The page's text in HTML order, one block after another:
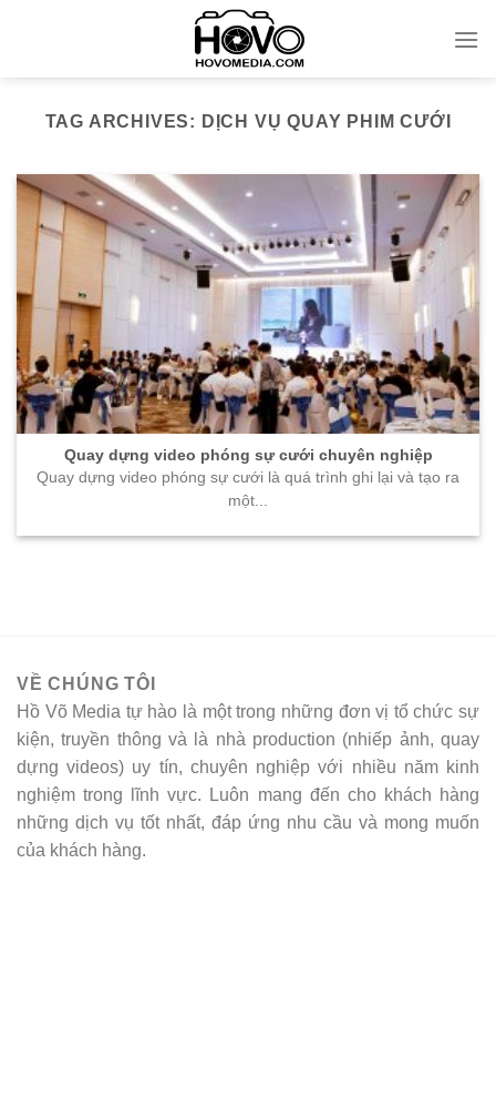
TAG ARCHIVES: DỊCH VỤ QUAY PHIM CƯỚI
Quay dựng video phóng sự cưới chuyên nghiệp
Quay dựng video phóng sự cưới là quá trình ghi lại và tạo ra
một...
VỀ CHÚNG TÔI
Hồ Võ Media tự hào là một trong những đơn vị tổ chức sự
kiện, truyền thông và là nhà production (nhiếp ảnh, quay
dựng videos) uy tín, chuyên nghiệp với nhiều năm kinh
nghiệm trong lĩnh vực. Luôn mang đến cho khách hàng
những dịch vụ tốt nhất, đáp ứng nhu cầu và mong muốn
của khách hàng.